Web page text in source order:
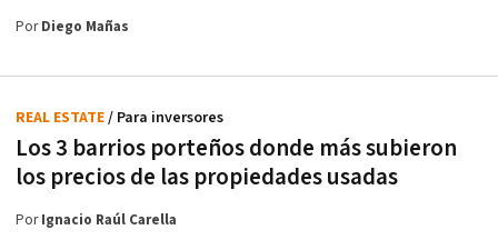
PorDiego Mañas
Los 3 barrios porteños donde más subieron
los precios de las propiedades usadas
REAL ESTATE/ Para inversores
PorIgnacio Raúl Carella